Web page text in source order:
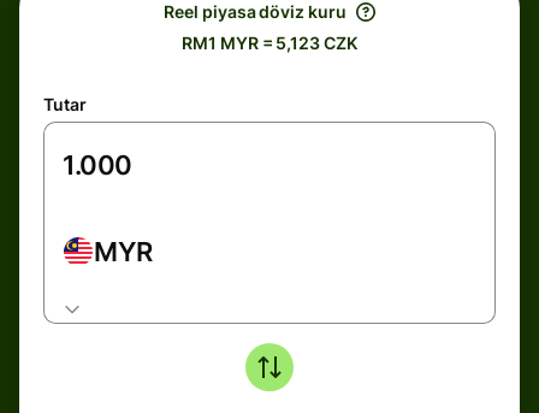
Reel piyasa döviz kuru
RM1 MYR = 5,123 CZK
Tutar
MYR